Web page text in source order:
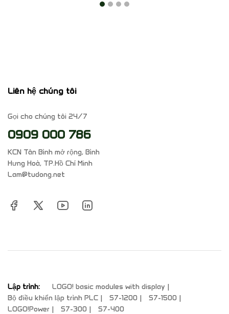
Liên hệ chúng tôi
Gọi cho chúng tôi 24/7
0909 000 786
KCN Tân Bình mở rộng, Bình
Hưng Hoà, TP.Hồ Chí Minh
Lam@tudong.net
Lập trình:
LOGO! basic modules with display
Bộ điều khiển lập trình PLC
S7-1200
S7-1500
LOGO!Power
S7-300
S7-400